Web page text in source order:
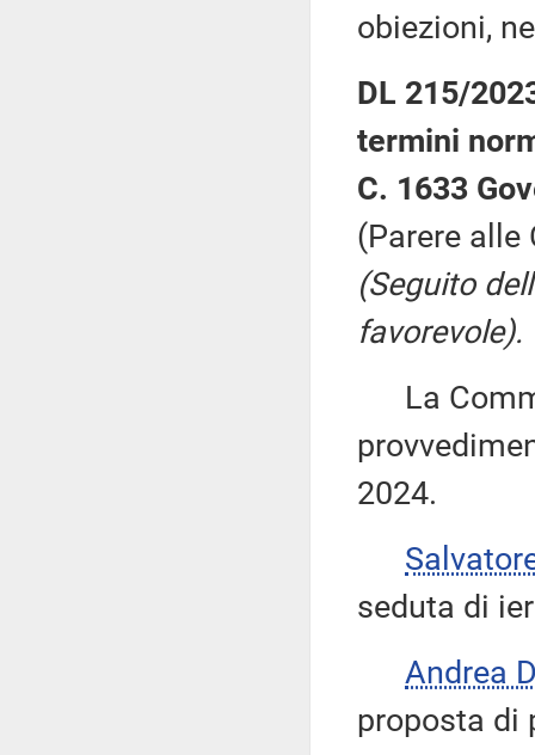
obiezioni,
DL 215/
termini
C. 1633
(Parere alle
(Seguito
favorevole).
La
2024.
seduta di
Andrea
proposta di